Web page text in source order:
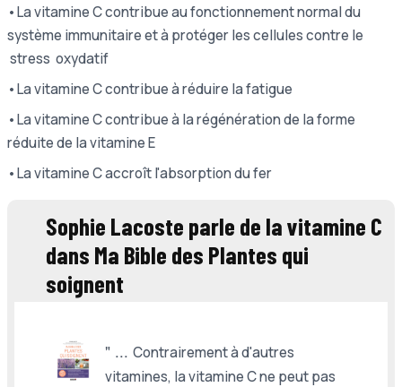
•La vitamine C contribue au fonctionnement normal du
système immunitaire et à protéger les cellules contre le
stress oxydatif
•La vitamine C contribue à réduire la fatigue
•La vitamine C contribue à la régénération de la forme
réduite de la vitamine E
•La vitamine C accroît l'absorption du fer
Sophie Lacoste parle de la vitamine C
dans Ma Bible des Plantes qui
soignent
" ...Contrairement à d'autres
vitamines, la vitamine C ne peut pas